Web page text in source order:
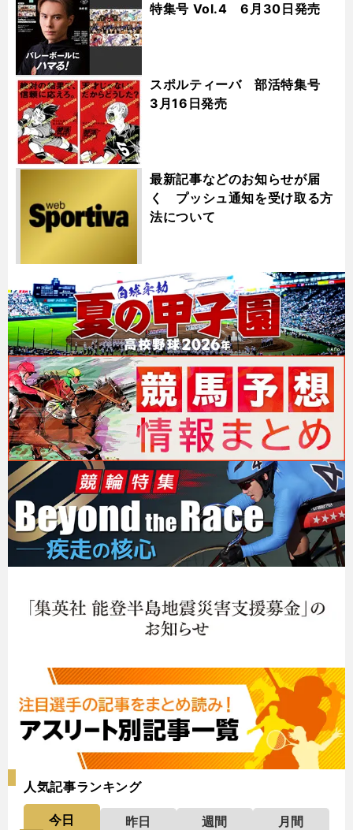
特集号 Vol.4 6月30日発売
スポルティーバ 部活特集号
3月16日発売
最新記事などのお知らせが届
く プッシュ通知を受け取る方
法について
人気記事ランキング
今日 昨日 週間
月間